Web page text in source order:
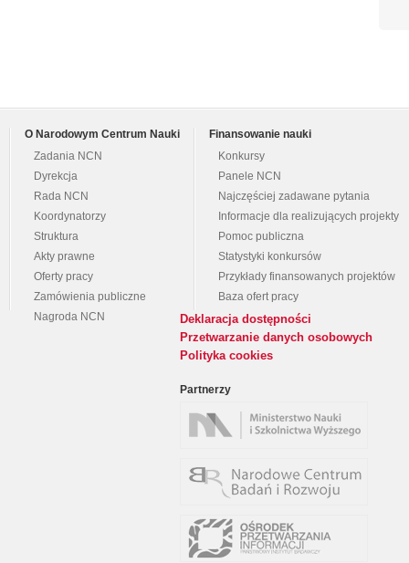
O Narodowym Centrum Nauki
Zadania NCN
Dyrekcja
Rada NCN
Koordynatorzy
Struktura
Akty prawne
Oferty pracy
Zamówienia publiczne
Nagroda NCN
Finansowanie nauki
Konkursy
Panele NCN
Najczęściej zadawane pytania
Informacje dla realizujących projekty
Pomoc publiczna
Statystyki konkursów
Przykłady finansowanych projektów
Baza ofert pracy
Deklaracja dostępności
Przetwarzanie danych osobowych
Polityka cookies
Partnerzy